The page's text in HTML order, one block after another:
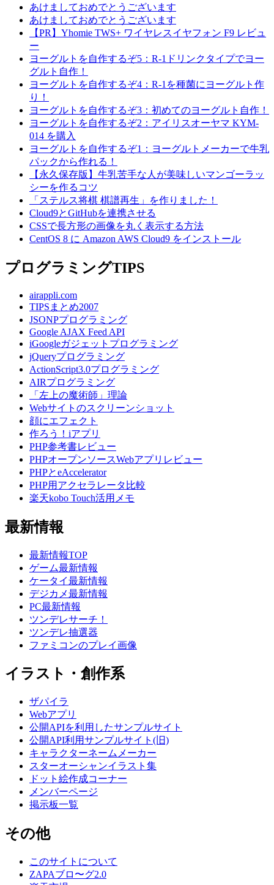
あけましておめでとうございます
あけましておめでとうございます
【PR】Yhomie TWS+ ワイヤレスイヤフォン F9 レビュ
ー
ヨーグルトを自作するぞ5：R-1ドリンクタイプでヨー
グルト自作！
ヨーグルトを自作するぞ4：R-1を種菌にヨーグルト作
り！
ヨーグルトを自作するぞ3：初めてのヨーグルト自作！
ヨーグルトを自作するぞ2：アイリスオーヤマ KYM-
014 を購入
ヨーグルトを自作するぞ1：ヨーグルトメーカーで牛乳
パックから作れる！
【永久保存版】牛乳苦手な人が美味しいマンゴーラッ
シーを作るコツ
「ステルス将棋 棋譜再生」を作りました！
Cloud9とGitHubを連携させる
CSSで長方形の画像を丸く表示する方法
CentOS 8 に Amazon AWS Cloud9 をインストール
プログラミングTIPS
airappli.com
TIPSまとめ2007
JSONPプログラミング
Google AJAX Feed API
iGoogleガジェットプログラミング
jQueryプログラミング
ActionScript3.0プログラミング
AIRプログラミング
「左上の魔術師」理論
Webサイトのスクリーンショット
顔にエフェクト
作ろう！iアプリ
PHP参考書レビュー
PHPオープンソースWebアプリレビュー
PHPとeAccelerator
PHP用アクセラレータ比較
楽天kobo Touch活用メモ
最新情報
最新情報TOP
ゲーム最新情報
ケータイ最新情報
デジカメ最新情報
PC最新情報
ツンデレサーチ！
ツンデレ抽選器
ファミコンのプレイ画像
イラスト・創作系
ザパイラ
Webアプリ
公開APIを利用したサンプルサイト
公開API利用サンプルサイト(旧)
キャラクターネームメーカー
スターオーシャンイラスト集
ドット絵作成コーナー
メンバーページ
掲示板一覧
その他
このサイトについて
ZAPAブロ〜グ2.0